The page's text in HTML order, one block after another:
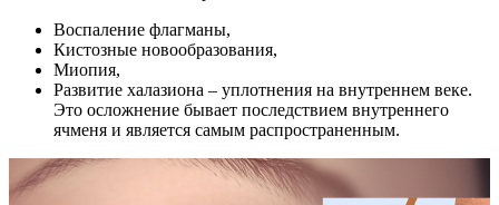
Воспаление флагманы,
Кистозные новообразования,
Миопия,
Развитие халазиона – уплотнения на внутреннем веке.
Это осложнение бывает последствием внутреннего
ячменя и является самым распространенным.